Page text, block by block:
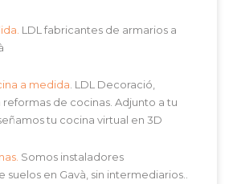
LDL fabricantes de armarios a
a medida . LDL Decoració,
reformas de cocinas. Adjunto a tu
tu cocina virtual en 3D
Somos instaladores
suelos en Gavà, sin intermediarios..